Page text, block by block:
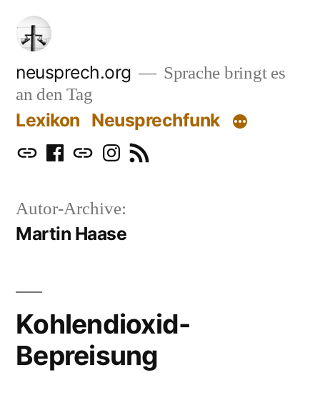
Zum
Inhalt
springen
neusprech.org
Sprache bringt es
an den Tag
Lexikon Neusprechfunk
MastodonFacebook
BlueskyInstagram
RSS
Autor-Archive:
Martin Haase
Kohlendioxid-
Bepreisung